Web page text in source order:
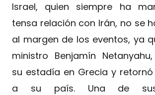
Israel, quien siempre ha
tensa relación con Irán, no se
al margen de los eventos, ya
ministro Benjamín
su estadía en Grecia y
a su país. Una de sus